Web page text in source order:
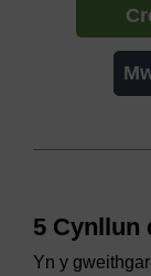
5 Cynllun
Yn y